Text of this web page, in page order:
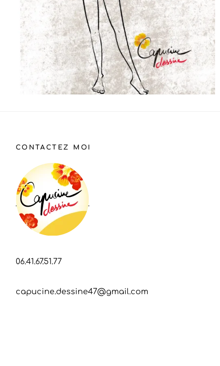
CONTACTEZ MOI
06.41.67.51.77
capucine.dessine47@gmail.com